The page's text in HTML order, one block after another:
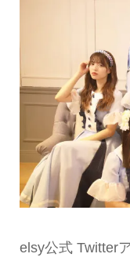
elsy公式 Twitter